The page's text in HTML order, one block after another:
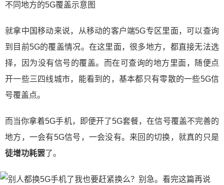
不同地方的5G覆盖示意图
就拿中国移动来说，从移动的客户端5G专区里面，可以查询
到目前5G的覆盖情况。在这里面，很多地方，都直接无法选
择，因为没有信号的覆盖。而在可查询的地方里面，随便点
开一些三四线城市，能看到的，基本都只有零散的一些5G信
号覆盖点。
而当你拿着5G手机，即便开了5G套餐，在信号覆盖不完善的
地方，一会有5G信号，一会没有。来回的切换，就真的只是
徒增功耗罢了。